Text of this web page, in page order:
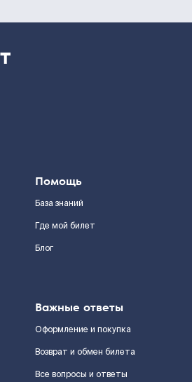
Помощь
База знаний
Где мой билет
Блог
Важные ответы
Оформление и покупка
Возврат и обмен билета
Все вопросы и ответы